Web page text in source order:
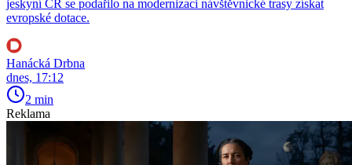
jeskyní ČR se podařilo na modernizaci návštěvnické trasy získat
evropské dotace.
Hanácká Drbna
dnes, 17:12
2 min
Reklama